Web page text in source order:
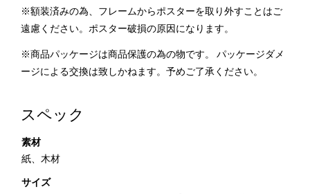
※額装済みの為、フレームからポスターを取り外すことはご
遠慮ください。ポスター破損の原因になります。
※商品パッケージは商品保護の為の物です。 パッケージダメ
ージによる交換は致しかねます。予めご了承ください。
スペック
素材
紙、木材
サイズ